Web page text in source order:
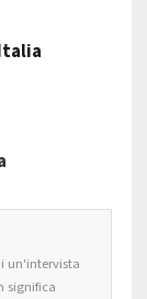
un'intervista
significa